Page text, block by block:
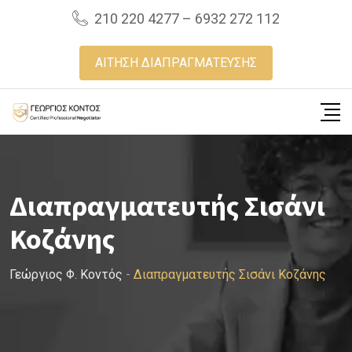
210 220 4277 – 6932 272 112
ΑΙΤΗΣΗ ΔΙΑΠΡΑΓΜΑΤΕΥΣΗΣ
Διαπραγματευτής Σισάνι
Κοζάνης
Γεώργιος Φ. Κοντός - Διαπραγματευτής Σισάνι Κοζάνης